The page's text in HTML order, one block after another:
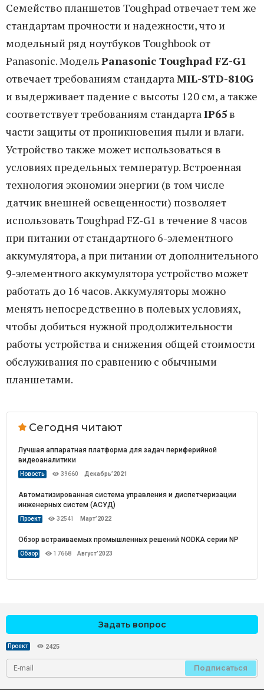
Семейство планшетов Toughpad отвечает тем же
стандартам прочности и надежности, что и
модельный ряд ноутбуков Toughbook от
Panasonic. МодельPanasonic Toughpad FZ-G1
отвечает требованиям стандартаMIL-STD-810G
и выдерживает падение с высоты 120 см, а также
соответствует требованиям стандартаIP65 в
части защиты от проникновения пыли и влаги.
Устройство также может использоваться в
условиях предельных температур. Встроенная
технология экономии энергии (в том числе
датчик внешней освещенности) позволяет
использовать Toughpad FZ-G1 в течение 8 часов
при питании от стандартного 6-элементного
аккумулятора, а при питании от дополнительного
9-элементного аккумулятора устройство может
работать до 16 часов. Аккумуляторы можно
менять непосредственно в полевых условиях,
чтобы добиться нужной продолжительности
работы устройства и снижения общей стоимости
обслуживания по сравнению с обычными
планшетами.
Сегодня читают
Лучшая аппаратная платформа для задач периферийной
видеоаналитики
Новость 39660 Декабрь’2021
Автоматизированная система управления и диспетчеризации
инженерных систем (АСУД)
Проект 32541 Март’2022
Обзор встраиваемых промышленных решений NODKA серии NP
Обзор 17668 Август’2023
Задать вопрос
Проект 2425
Подписаться